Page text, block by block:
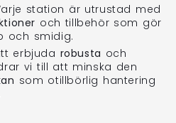
station är utrustad med
och tillbehör som gör
och smidig.
erbjuda robusta och
vi till att minska den
som otillbörlig hantering